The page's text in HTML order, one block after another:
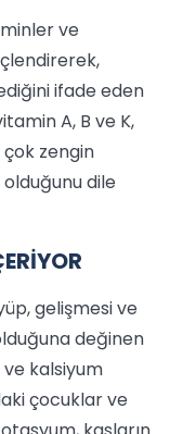
ve
ifade eden
A, B ve K,
zengin
dile
gelişmesi ve
değinen
ve kalsiyum
çocuklar ve